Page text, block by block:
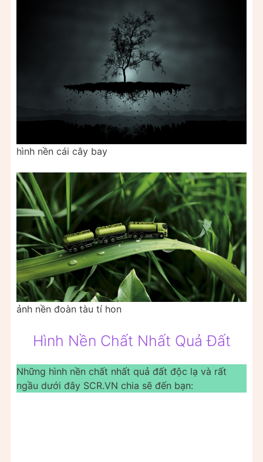
hình nền cái cây bay
ảnh nền đoàn tàu tí hon
Hình Nền Chất Nhất Quả Đất
Những hình nền chất nhất quả đất độc lạ và rất
ngầu dưới đây SCR.VN chia sẽ đến bạn: